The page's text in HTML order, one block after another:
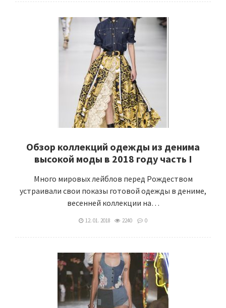
Обзор коллекций одежды из денима
высокой моды в 2018 году часть I
Много мировых лейблов перед Рождеством
устраивали свои показы готовой одежды в дениме,
весенней коллекции на…
12. 01. 2018 2240 0